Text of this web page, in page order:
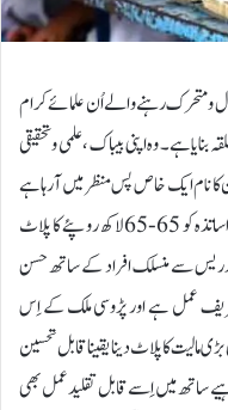
ومتحرک رہنے والے اُن علمائے کرام
وہ اپنی بیباک ، علمی وتحقیقی
کا نام ایک خاص پس منظرمیں آرہاہے
اوروہ ہے اُن کے ادارے جامعۃ الرشید کی طرف سے اساتذہ کو 65-65لاکھ روپئے کا پلاٹ
سے منسلک افراد کے ساتھ حسن
عمل ہے اور پڑوسی ملک کے اِس
کا پلاٹ دینا یقینا قابل تحسین
ساتھ میں اِسے قابل تقلید عمل بھی